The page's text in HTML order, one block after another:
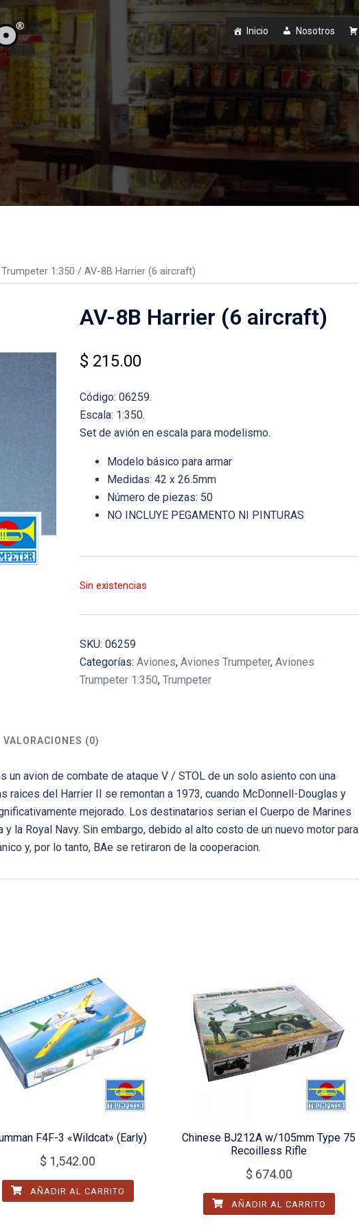
Inicio Nosotros
1:350 / AV-8B Harrier (6 aircraft)
AV-8B Harrier (6 aircraft)
$ 215.00
Código: 06259.
Escala: 1:350.
Set de avión en escala para modelismo.
Modelo básico para armar
Medidas: 42 x 26.5mm
Número de piezas: 50
NO INCLUYE PEGAMENTO NI PINTURAS
Sin existencias
SKU: 06259
Categorías: Aviones, Aviones Trumpeter, Aviones
Trumpeter 1:350, Trumpeter
VALORACIONES (0)
un avion de combate de ataque V / STOL de un solo asiento con una
raices del Harrier II se remontan a 1973, cuando McDonnell-Douglas y
mejorado. Los destinatarios serian el Cuerpo de Marines
y la Royal Navy. Sin embargo, debido al alto costo de un nuevo motor para
y, por lo tanto, BAe se retiraron de la cooperacion.
F4F-3 «Wildcat» (Early)
$ 1,542.00
AÑADIR AL CARRITO
Chinese BJ212A w/105mm Type 75
Recoilless Rifle
$ 674.00
AÑADIR AL CARRITO